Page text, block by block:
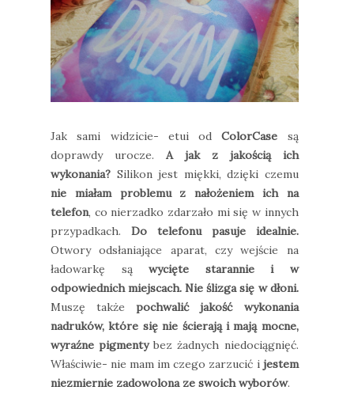
Jak sami widzicie- etui odColorCase są
doprawdy urocze. A jak z jakością ich
wykonania? Silikon jest miękki, dzięki czemu
nie miałam problemu z nałożeniem ich na
telefon, co nierzadko zdarzało mi się w innych
przypadkach. Do telefonu pasuje idealnie.
Otwory odsłaniające aparat, czy wejście na
ładowarkę sąwycięte starannie i w
odpowiednich miejscach. Nie ślizga się w dłoni.
Muszę także pochwalić jakość wykonania
nadruków, które się nie ścierają i mają mocne,
wyraźne pigmentybez żadnych niedociągnięć.
Właściwie- nie mam im czego zarzucić i jestem
niezmiernie zadowolona ze swoich wyborów.